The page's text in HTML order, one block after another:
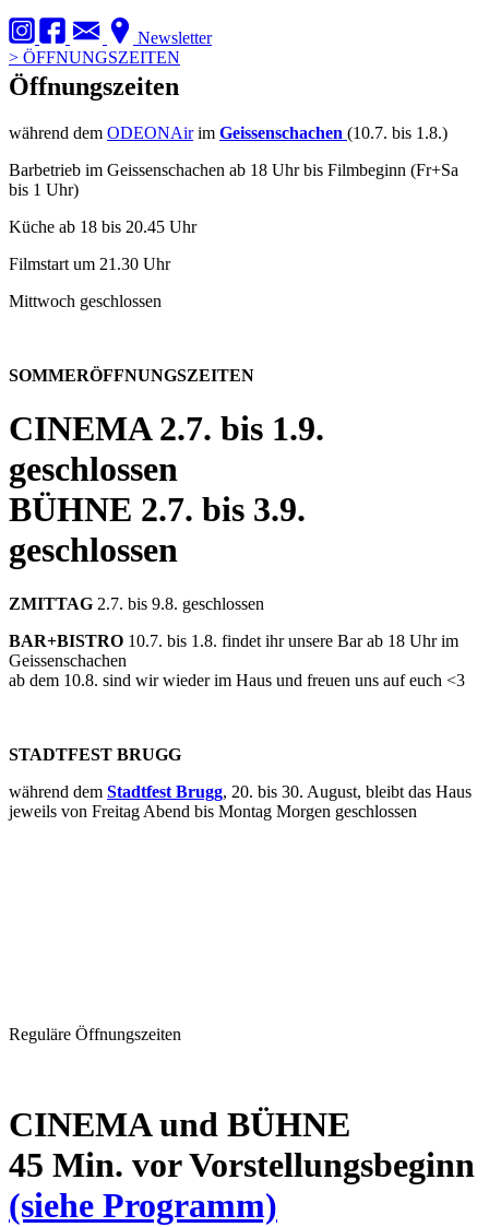
Newsletter
> ÖFFNUNGSZEITEN
Öffnungszeiten
während dem ODEONAirim Geissenschachen (10.7. bis 1.8.)
Barbetrieb im Geissenschachen ab 18 Uhr bis Filmbeginn (Fr+Sa
bis 1 Uhr)
Küche ab 18 bis 20.45 Uhr
Filmstart um 21.30 Uhr
Mittwoch geschlossen
SOMMERÖFFNUNGSZEITEN
CINEMA2.7. bis 1.9.
geschlossen
BÜHNE 2.7. bis 3.9.
geschlossen
ZMITTAG 2.7. bis 9.8. geschlossen
BAR+BISTRO 10.7. bis 1.8. findet ihr unsere Bar ab 18 Uhr im
Geissenschachen
ab dem 10.8. sind wir wieder im Haus und freuen uns auf euch <3
STADTFEST BRUGG
während dem Stadtfest Brugg, 20. bis 30. August, bleibt das Haus
jeweils von Freitag Abend bis Montag Morgen geschlossen
Reguläre Öffnungszeiten
CINEMA und BÜHNE
45 Min. vor Vorstellungsbeginn
(siehe Programm)